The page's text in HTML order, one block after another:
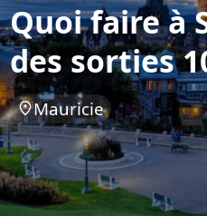
Quoi faire à
des sorties
Mauricie